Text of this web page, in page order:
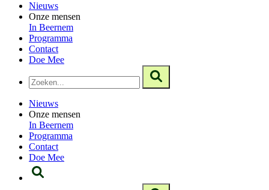
Nieuws
Onze mensen
In Beernem
Programma
Contact
Doe Mee
Nieuws
Onze mensen
In Beernem
Programma
Contact
Doe Mee